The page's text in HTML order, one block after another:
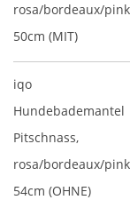
rosa/bordeaux/pink
50cm (MIT)
iqo
Hundebademantel
Pitschnass,
rosa/bordeaux/pink
54cm (OHNE)